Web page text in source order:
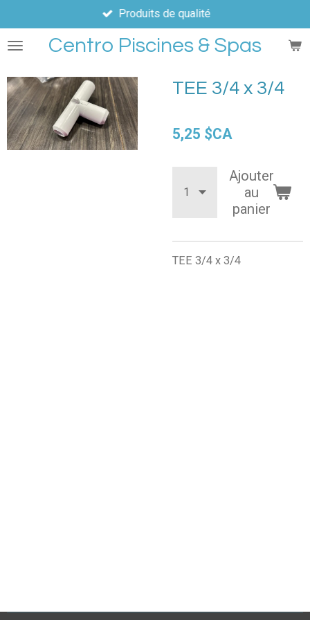
au
contenuCentro Piscines & Spas
Produits de qualité
TEE 3/4 x 3/4
5,25 $CA
Ajouter
au
panier
TEE 3/4 x 3/4